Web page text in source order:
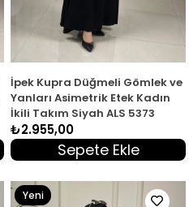
İpek Kupra Düğmeli Gömlek ve
Yanları Asimetrik Etek Kadın
İkili Takım Siyah ALS 5373
₺2.955,00
Sepete Ekle
Yeni